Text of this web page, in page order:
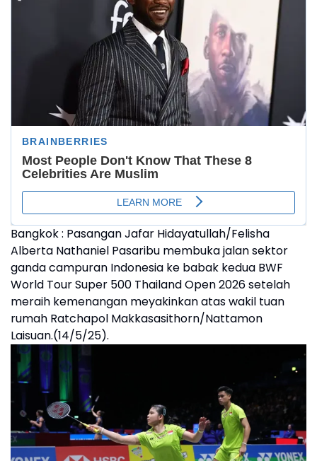
Bangkok : Pasangan Jafar Hidayatullah/Felisha
Alberta Nathaniel Pasaribu membuka jalan sektor
ganda campuran Indonesia ke babak kedua BWF
World Tour Super 500 Thailand Open 2026 setelah
meraih kemenangan meyakinkan atas wakil tuan
rumah Ratchapol Makkasasithorn/Nattamon
Laisuan.(14/5/25).